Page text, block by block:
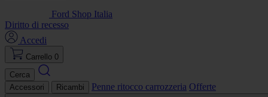
Ford Shop Italia
Diritto di recesso
Accedi
Carrello 0
Cerca
Accessori
Ricambi Penne ritocco carrozzeria Offerte